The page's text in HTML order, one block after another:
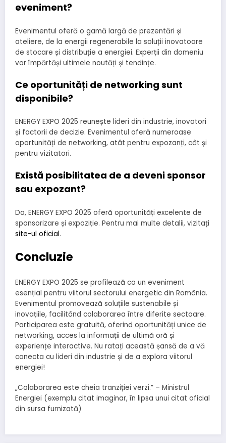
eveniment?
Evenimentul oferă o gamă largă de prezentări și
ateliere, de la energii regenerabile la soluții inovatoare
de stocare și distribuție a energiei. Experții din domeniu
vor împărtăși ultimele noutăți și tendințe.
Ce oportunități de networking sunt
disponibile?
ENERGY EXPO 2025 reunește lideri din industrie, inovatori
și factorii de decizie. Evenimentul oferă numeroase
oportunități de networking, atât pentru expozanți, cât și
pentru vizitatori.
Există posibilitatea de a deveni sponsor
sau expozant?
Da, ENERGY EXPO 2025 oferă oportunități excelente de
sponsorizare și expoziție. Pentru mai multe detalii, vizitați
site-ul oficial.
Concluzie
ENERGY EXPO 2025 se profilează ca un eveniment
esențial pentru viitorul sectorului energetic din România.
Evenimentul promovează soluțiile sustenabile și
inovațiile, facilitând colaborarea între diferite sectoare.
Participarea este gratuită, oferind oportunități unice de
networking, acces la informații de ultimă oră și
experiențe interactive. Nu ratați această șansă de a vă
conecta cu lideri din industrie și de a explora viitorul
energiei!
„Colaborarea este cheia tranziției verzi.” – Ministrul
Energiei (exemplu citat imaginar, în lipsa unui citat oficial
din sursa furnizată)